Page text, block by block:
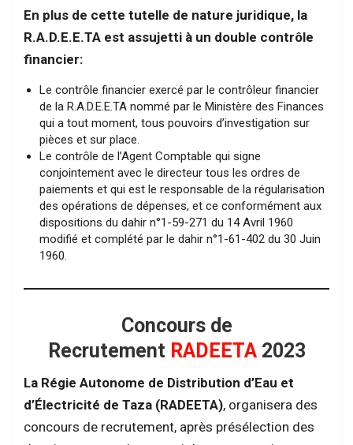
En plus de cette tutelle de nature juridique, la
R.A.D.E.E.TA est assujetti à un double contrôle
financier:
Le contrôle financier exercé par le contrôleur financier
de la R.A.D.E.E.TA nommé par le Ministère des Finances
qui a tout moment, tous pouvoirs d’investigation sur
pièces et sur place.
Le contrôle de l’Agent Comptable qui signe
conjointement avec le directeur tous les ordres de
paiements et qui est le responsable de la régularisation
des opérations de dépenses, et ce conformément aux
dispositions du dahir n°1-59-271 du 14 Avril 1960
modifié et complété par le dahir n°1-61-402 du 30 Juin
1960.
Concours de
Recrutement RADEETA2023
La Régie Autonome de Distribution d’Eau et
d’Électricité de Taza (RADEETA), organisera des
concours de recrutement, après présélection des